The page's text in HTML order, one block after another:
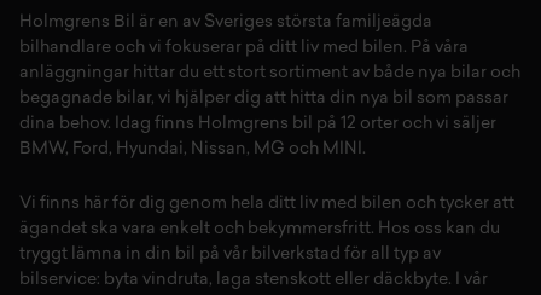
Holmgrens Bil är en av Sveriges största familjeägda
bilhandlare och vi fokuserar på ditt liv med bilen. På våra
anläggningar hittar du ett stort sortiment av både nya bilar och
begagnade bilar, vi hjälper dig att hitta din nya bil som passar
dina behov. Idag finns Holmgrens bil på 12 orter och vi säljer
BMW, Ford, Hyundai, Nissan , MG och MINI.
Vi finns här för dig genom hela ditt liv med bilen och tycker att
ägandet ska vara enkelt och bekymmersfritt. Hos oss kan du
tryggt lämna in din bil på vår bilverkstad för all typ av
bilservice: byta vindruta, laga stenskott eller däckbyte. I vår